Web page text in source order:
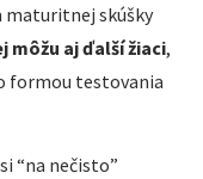
skúšky
môžu aj ďalší žiaci,
formou testovania
“na nečisto”